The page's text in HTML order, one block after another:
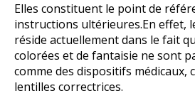
Elles constituent le point de
instructions ultérieures.En effet,
réside actuellement dans le fait
colorées et de fantaisie ne sont
comme des dispositifs médicaux,
lentilles correctrices.